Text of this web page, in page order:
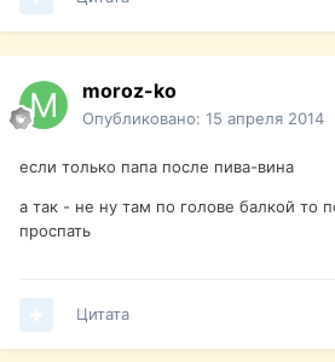
moroz-ko
Опубликовано: 15 апреля 2014
если только папа после пива-вина
а так - не ну там по голове балкой то
проспать
Цитата